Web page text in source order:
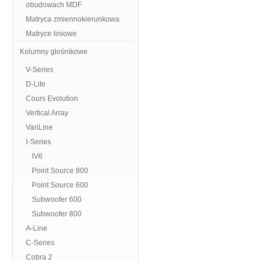
obudowach MDF
Matryca zmiennokierunkowa
Matryce liniowe
Kolumny głośnikowe
V-Series
D-Lite
Cours Evolution
Vertical Array
VariLine
I-Series
IV6
Point Source 800
Point Source 600
Subwoofer 600
Subwoofer 800
A-Line
C-Series
Cobra 2